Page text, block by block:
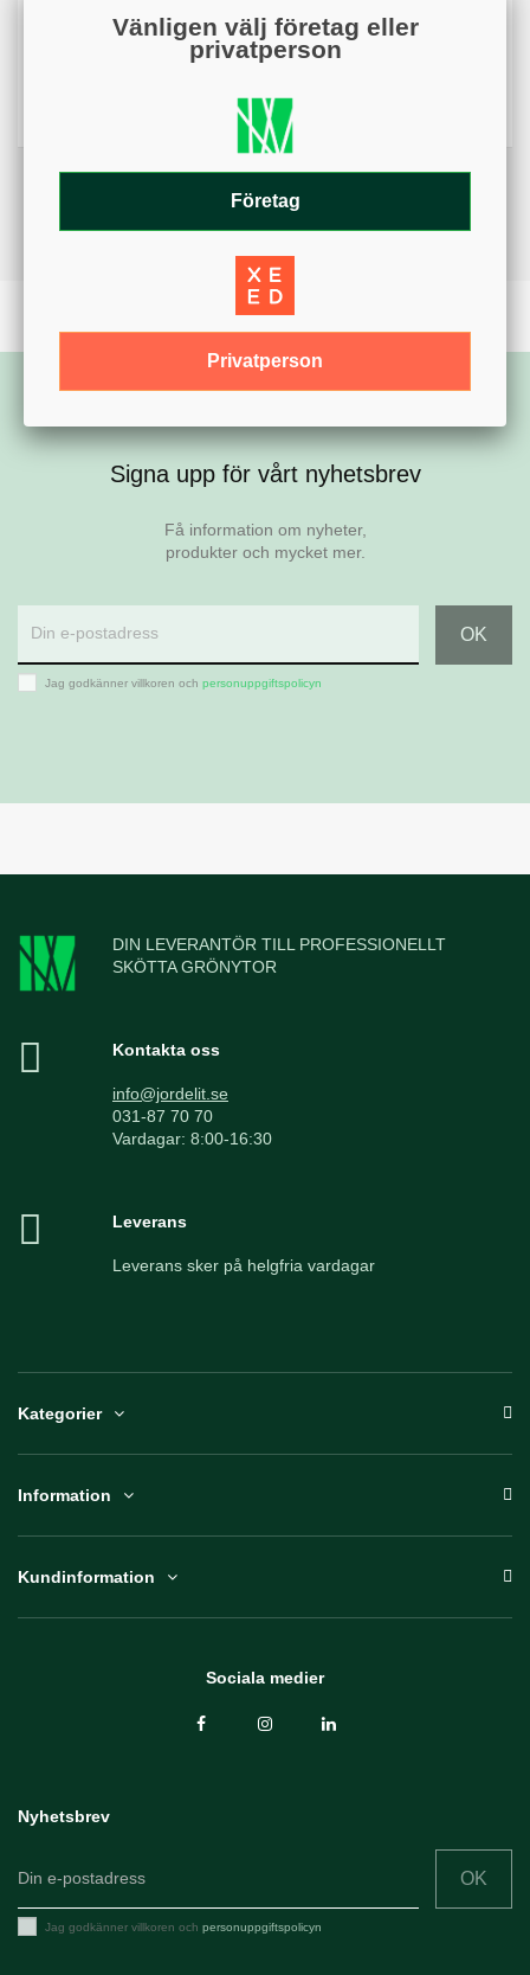
Signa upp för vårt nyhetsbrev
Få information om nyheter,
produkter och mycket mer.
Jag godkänner villkoren och personuppgiftspolicyn
DIN LEVERANTÖR TILL PROFESSIONELLT
SKÖTTA GRÖNYTOR
Kontakta oss
info@jordelit.se
031-87 70 70
Vardagar: 8:00-16:30
Leverans
Leverans sker på helgfria vardagar
Kategorier
Information
Kundinformation
Sociala medier
Nyhetsbrev
OK
Jag godkänner villkoren och personuppgiftspolicyn
Vänligen välj företag eller
privatperson
Företag
Privatperson